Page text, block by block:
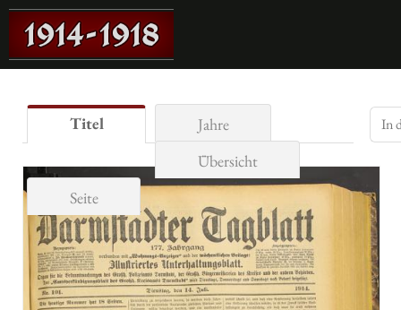
Titel
Jahre
Übersicht
Seite